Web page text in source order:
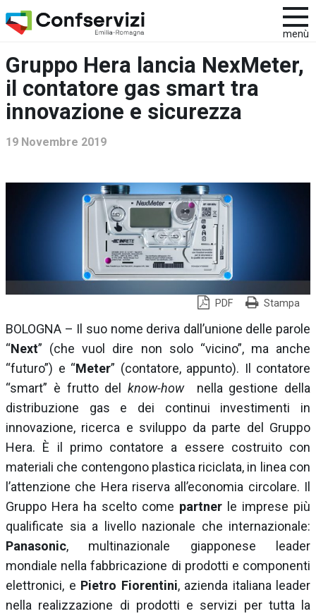
menù
Gruppo Hera lancia NexMeter,
il contatore gas smart tra
innovazione e sicurezza
19 Novembre 2019
PDF Stampa
BOLOGNA – Il suo nome deriva dall’unione delle parole
“Next” (che vuol dire non solo “vicino”, ma anche
“futuro”) e “Meter” (contatore, appunto). Il contatore
“smart” è frutto del know-hownella gestione della
distribuzione gas e dei continui investimenti in
innovazione, ricerca e sviluppo da parte del Gruppo
Hera. È il primo contatore a essere costruito con
materiali che contengono plastica riciclata, in linea con
l’attenzione che Hera riserva all’economia circolare. Il
Gruppo Hera ha scelto come partner le imprese più
qualificate sia a livello nazionale che internazionale:
Panasonic, multinazionale giapponese leader
mondiale nella fabbricazione di prodotti e componenti
elettronici, e Pietro Fiorentini, azienda italiana leader
nella realizzazione di prodotti e servizi per tutta la